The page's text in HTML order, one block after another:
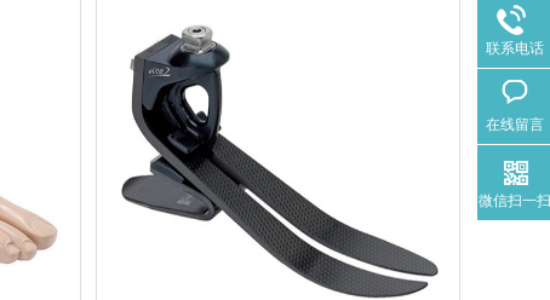
联系电话
在线留言
微信扫一扫